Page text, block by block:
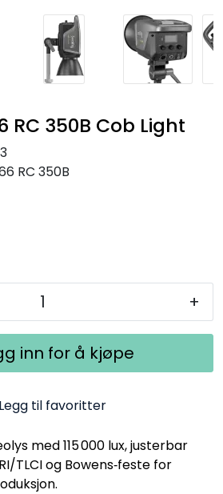
RC 350B Cob Light
RC 350B
+
inn for å kjøpe
Legg til favoritter
med 115 000 lux, justerbar
TLCI og Bowens‑feste for